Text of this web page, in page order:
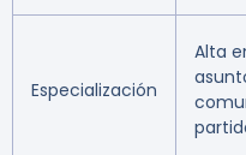
Especialización
Alta